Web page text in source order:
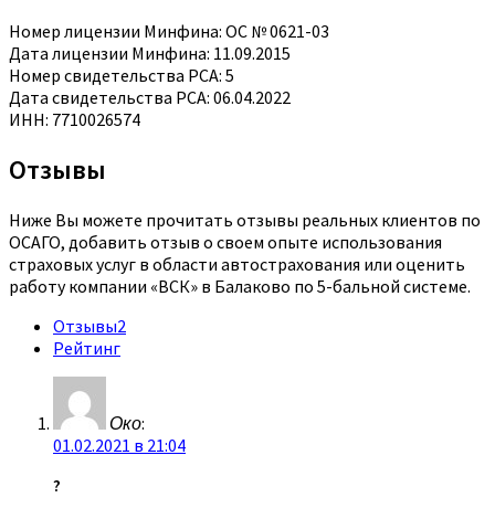
Номер лицензии Минфина: ОС № 0621-03
Дата лицензии Минфина: 11.09.2015
Номер свидетельства РСА: 5
Дата свидетельства РСА: 06.04.2022
ИНН: 7710026574
Отзывы
Ниже Вы можете прочитать отзывы реальных клиентов по
ОСАГО, добавить отзыв о своем опыте использования
страховых услуг в области автострахования или оценить
работу компании «ВСК» в Балаково по 5-бальной системе.
Отзывы2
Рейтинг
Око:
01.02.2021 в 21:04
?